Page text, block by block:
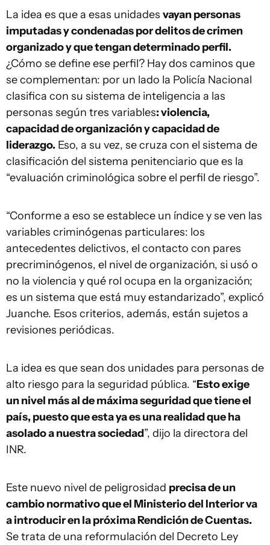
La idea es que a esas unidades vayan personas
imputadas y condenadas por delitos de crimen
organizado y que tengan determinado perfil.
¿Cómo se define ese perfil? Hay dos caminos que
se complementan: por un lado la Policía Nacional
clasifica con su sistema de inteligencia a las
personas según tres variables: violencia,
capacidad de organización y capacidad de
liderazgo. Eso, a su vez, se cruza con el sistema de
clasificación del sistema penitenciario que es la
“evaluación criminológica sobre el perfil de riesgo”.
“Conforme a eso se establece un índice y se ven las
variables criminógenas particulares: los
antecedentes delictivos, el contacto con pares
precriminógenos, el nivel de organización, si usó o
no la violencia y qué rol ocupa en la organización;
es un sistema que está muy estandarizado”, explicó
Juanche. Esos criterios, además, están sujetos a
revisiones periódicas.
La idea es que sean dos unidades para personas de
alto riesgo para la seguridad pública. “Esto exige
un nivel más al de máxima seguridad que tiene el
país, puesto que esta ya es una realidad que ha
asolado a nuestra sociedad”, dijo la directora del
INR.
Este nuevo nivel de peligrosidad precisa de un
cambio normativo que el Ministerio del Interior va
a introducir en la próxima Rendición de Cuentas.
Se trata de una reformulación del Decreto Ley